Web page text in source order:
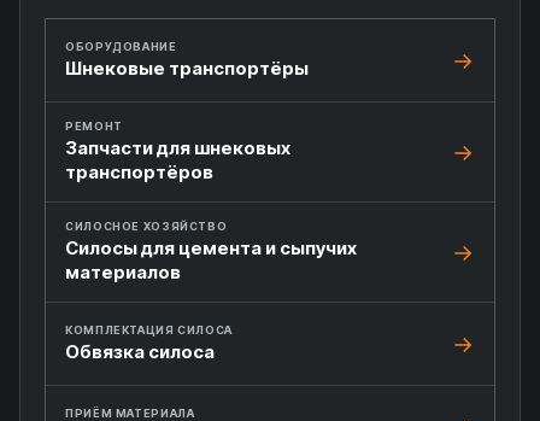
ОБОРУДОВАНИЕ
Шнековые транспортёры
РЕМОНТ
Запчасти для шнековых
транспортёров
СИЛОСНОЕ ХОЗЯЙСТВО
Силосы для цемента и сыпучих
материалов
КОМПЛЕКТАЦИЯ СИЛОСА
Обвязка силоса
ПРИЁМ МАТЕРИАЛА